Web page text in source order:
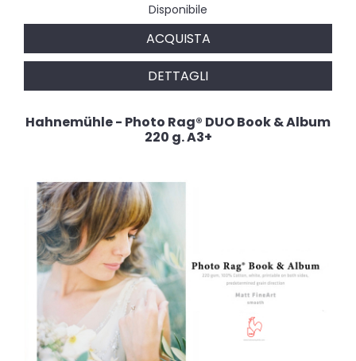
Disponibile
ACQUISTA
DETTAGLI
Hahnemühle - Photo Rag® DUO Book & Album
220 g. A3+